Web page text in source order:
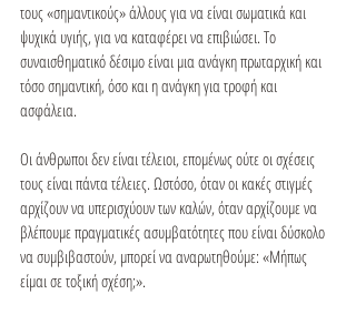
τους «σημαντικούς» άλλους για να είναι σωματικά και
ψυχικά υγιής, για να καταφέρει να επιβιώσει. Το
συναισθηματικό δέσιμο είναι μια ανάγκη πρωταρχική και
τόσο σημαντική, όσο και η ανάγκη για τροφή και
ασφάλεια.
Οι άνθρωποι δεν είναι τέλειοι, επομένως ούτε οι σχέσεις
τους είναι πάντα τέλειες. Ωστόσο, όταν οι κακές στιγμές
αρχίζουν να υπερισχύουν των καλών, όταν αρχίζουμε να
βλέπουμε πραγματικές ασυμβατότητες που είναι δύσκολο
να συμβιβαστούν, μπορεί να αναρωτηθούμε: «Μήπως
είμαι σε τοξική σχέση;».